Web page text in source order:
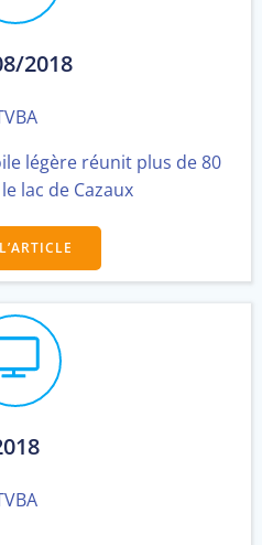
2018
légère réunit plus de 80
lac de Cazaux